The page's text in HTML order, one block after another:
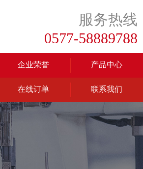
服务热线
0577-58889788
企业荣誉 产品中心
在线订单 联系我们